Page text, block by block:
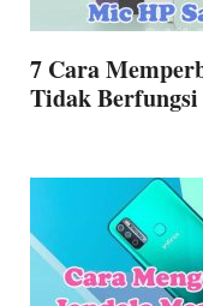
7 Cara
Tidak Berfungsi